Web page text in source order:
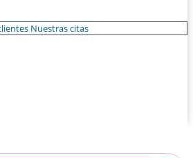
Nuestras citas